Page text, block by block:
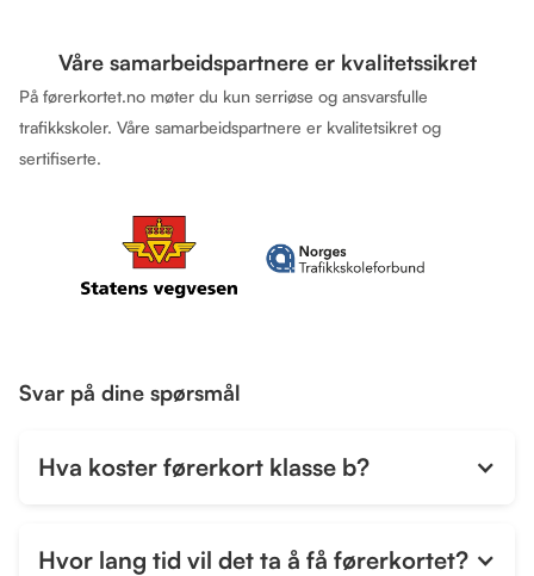
Våre samarbeidspartnere er kvalitetssikret
På førerkortet.no møter du kun serriøse og ansvarsfulle
trafikkskoler. Våre samarbeidspartnere er kvalitetsikret og
sertifiserte.
Svar på dine spørsmål
Hva koster førerkort klasse b?
Hvor lang tid vil det ta å få førerkortet?